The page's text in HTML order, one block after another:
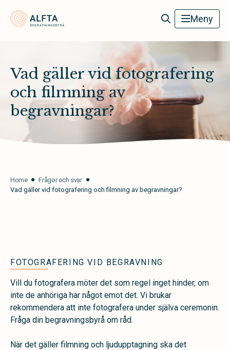
Meny
Vad gäller vid fotografering
och filmning av
begravningar?
Home
Frågor och svar
Vad gäller vid fotografering och filmning av begravningar?
FOTOGRAFERING VID BEGRAVNING
Vill du fotografera möter det som regel inget hinder, om
inte de anhöriga har något emot det. Vi brukar
rekommendera att inte fotografera under själva ceremonin.
Fråga din begravningsbyrå om råd.
När det gäller filmning och ljudupptagning ska det